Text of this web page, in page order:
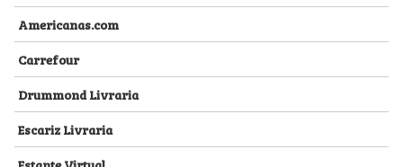
Americanas.com
Carrefour
Drummond Livraria
Escariz Livraria